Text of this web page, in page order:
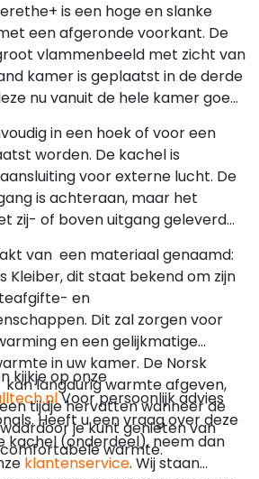
is een hoge en slanke
een afgeronde voorkant. De
vlammenbeeld met zicht van
kamer is geplaatst in de derde
nu vanuit de hele kamer goed
in een hoek of voor een
worden. De kachel is
voor externe lucht. De
is achteraan, maar het
zij- of boven uitgang geleverd
van een materiaal genaamd:
Kleiber, dit staat bekend om zijn
en
Dit zal zorgen voor
en een gelijkmatige
in uw kamer. De Norsk
kan langdurig warmte afgeven,
tijdje hervatten wanneer de
je kunt genieten van
warmte.
kijkje op onze
Voor persoonlijk advies
Heeft u een vraag over deze
kachel (onderdeel), neem dan
klantenservice. Wij staan